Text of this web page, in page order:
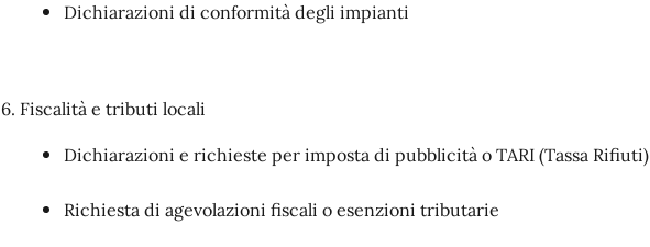
Dichiarazioni di conformità degli impianti
6. Fiscalità e tributi locali
Dichiarazioni e richieste per imposta di pubblicità o TARI (Tassa Rifiuti)
Richiesta di agevolazioni fiscali o esenzioni tributarie